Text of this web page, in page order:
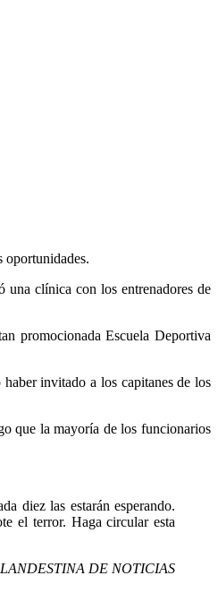
oportunidades.
una clínica con los entrenadores de
promocionada Escuela Deportiva
invitado a los capitanes de los
que la mayoría de los funcionarios
diez las estarán esperando.
el terror. Haga circular esta
DE NOTICIAS